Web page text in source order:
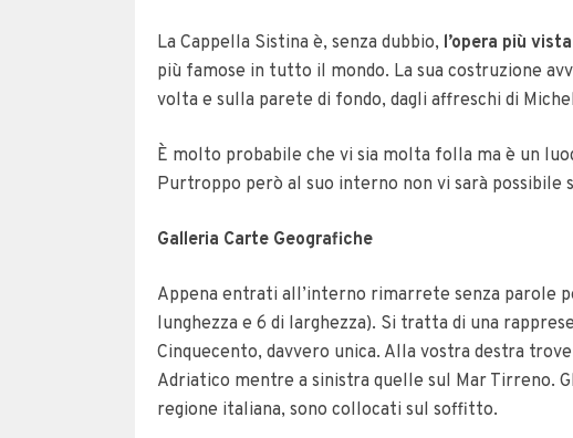
La Cappella Sistina è, senza dubbio, l’opera più
più famose in tutto il mondo. La sua costruzione
volta e sulla parete di fondo, dagli affreschi di
È molto probabile che vi sia molta folla ma è un
Purtroppo però al suo interno non vi sarà
Galleria Carte Geografiche
Appena entrati all’interno rimarrete senza parole
lunghezza e 6 di larghezza). Si tratta di una
Cinquecento, davvero unica. Alla vostra destra
Adriatico mentre a sinistra quelle sul Mar Tirreno.
regione italiana, sono collocati sul soffitto.